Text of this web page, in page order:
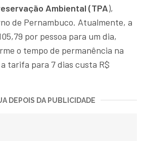
Ambiental (TPA),
de Pernambuco. Atualmente, a
por pessoa para um dia,
o tempo de permanência na
tarifa para 7 dias custa R$
DEPOIS DA PUBLICIDADE